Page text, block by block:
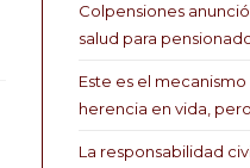
Colpensiones
salud para
Este es el
herencia en vida,
La responsabilidad